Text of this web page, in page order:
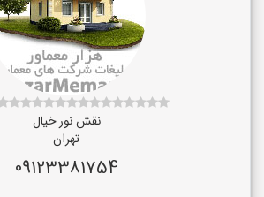
نقش نور خیال
تهران
09123381754